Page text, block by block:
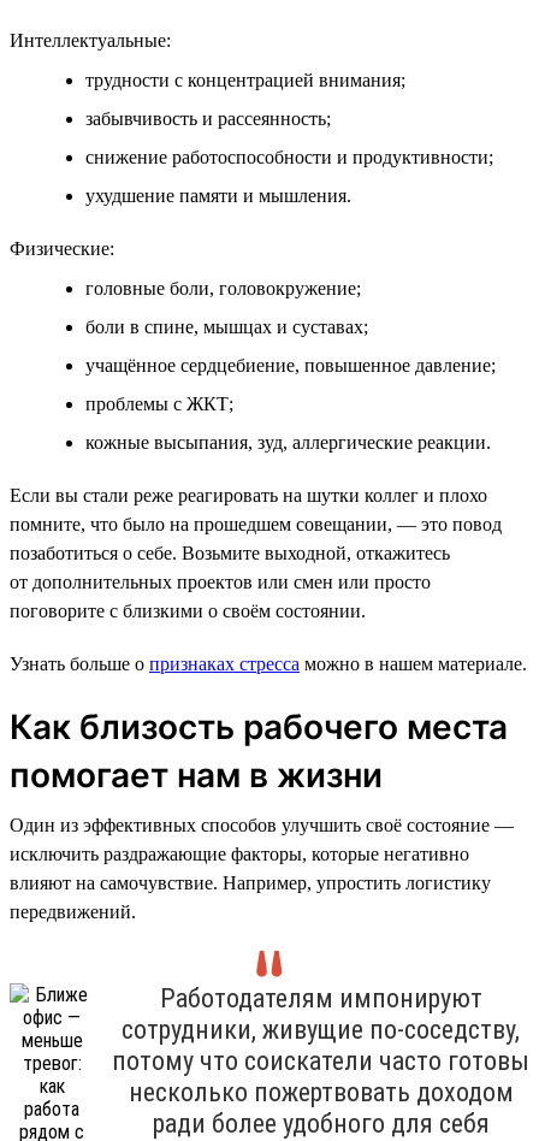
Интеллектуальные:
трудности с концентрацией внимания;
забывчивость и рассеянность;
снижение работоспособности и продуктивности;
ухудшение памяти и мышления.
Физические:
головные боли, головокружение;
боли в спине, мышцах и суставах;
учащённое сердцебиение, повышенное давление;
проблемы с ЖКТ;
кожные высыпания, зуд, аллергические реакции.
Если вы стали реже реагировать на шутки коллег и плохо
помните, что было на прошедшем совещании, — это повод
позаботиться о себе. Возьмите выходной, откажитесь
от дополнительных проектов или смен или просто
поговорите с близкими о своём состоянии.
Узнать больше о признаках стресса можно в нашем материале.
Как близость рабочего места
помогает нам в жизни
Один из эффективных способов улучшить своё состояние —
исключить раздражающие факторы, которые негативно
влияют на самочувствие. Например, упростить логистику
передвижений.
Работодателям импонируют
сотрудники, живущие по-соседству,
потому что соискатели часто готовы
несколько пожертвовать доходом
ради более удобного для себя